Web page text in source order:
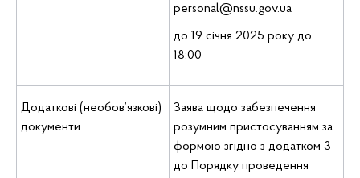
personal@nssu.gov.ua
до 19 січня 2025 року до
18:00
Додаткові (необов’язкові)
документи
Заява щодо забезпечення
розумним пристосуванням за
формою згідно з додатком 3
до Порядку проведення